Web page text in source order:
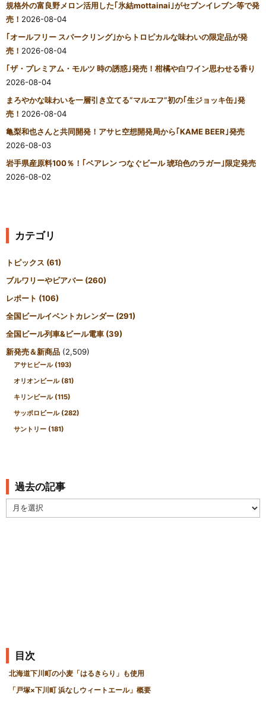
規格外の富良野メロン活用した｢氷結mottainai｣がセブンイレブン等で発
売！ 2026-08-04
｢オールフリー スパークリング｣からトロピカルな味わいの限定品が発
売！ 2026-08-04
｢ザ・プレミアム・モルツ 時の誘惑｣発売！柑橘や白ワイン思わせる香り
2026-08-04
まろやかな味わいを一層引き立てる“マルエフ”初の｢生ジョッキ缶｣発
売！ 2026-08-04
亀梨和也さんと共同開発！アサヒ空想開発局から｢KAME BEER｣発売
2026-08-03
岩手県産原料100％！｢ベアレン つなぐビール 琥珀色のラガー｣限定発売
2026-08-02
カテゴリ
トピックス (61)
ブルワリーやビアバー (260)
レポート (106)
全国ビールイベントカレンダー (291)
全国ビール列車&ビール電車 (39)
新発売＆新商品 (2,509)
アサヒビール (193)
オリオンビール (81)
キリンビール (115)
サッポロビール (282)
サントリー (181)
過去の記事
去
目次
北海道下川町の小麦「はるきらり」も使用
「戸塚×下川町 浜なしウィートエール」概要